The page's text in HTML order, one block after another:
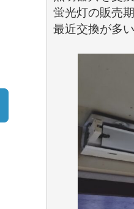
蛍光灯の販売
最近交換が多